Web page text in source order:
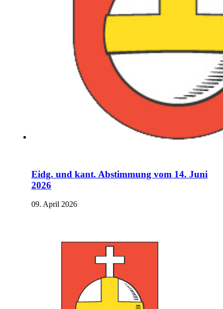
Eidg. und kant. Abstimmung vom 14. Juni
2026
09. April 2026